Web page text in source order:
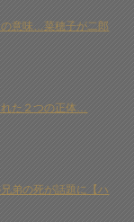
の意味…菜穂子が二郎
れた２つの正体…
弟の死が話題に【ハ